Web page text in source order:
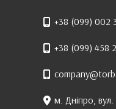
+38 (099) 002
+38 (099) 458
м. Дніпро,